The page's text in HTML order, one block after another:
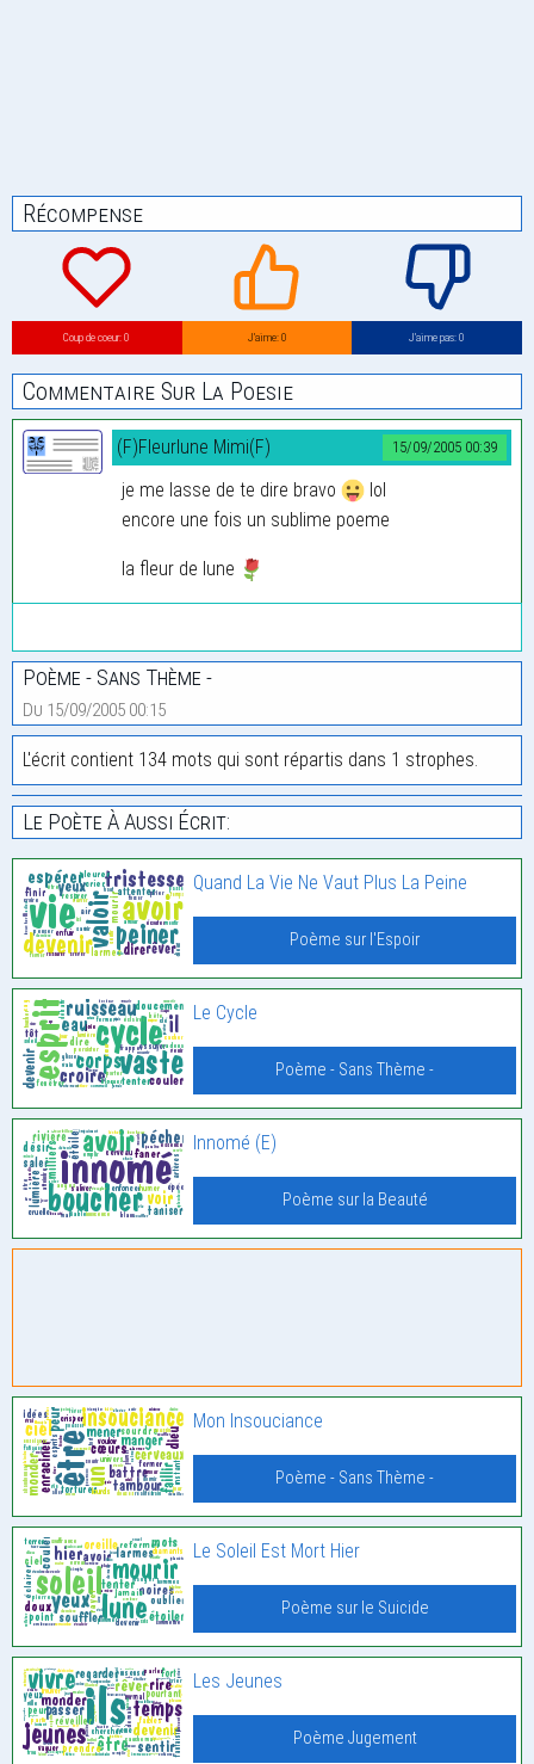
Récompense
Coup de coeur: 0 J’aime: 0 J’aime pas: 0
Commentaire Sur La Poesie
15/09/2005 00:39
(F)Fleurlune Mimi(F)
je me lasse de te dire bravo
lol
encore une fois un sublime poeme
la fleur de lune
Poème - Sans Thème -
Du 15/09/2005 00:15
L'écrit contient 134 mots qui sont répartis dans 1 strophes.
Le Poète À Aussi Écrit:
Quand La Vie Ne Vaut Plus La Peine
Poème sur l'Espoir
Le Cycle
Poème - Sans Thème -
Innomé (E)
Poème sur la Beauté
Mon Insouciance
Poème - Sans Thème -
Le Soleil Est Mort Hier
Poème sur le Suicide
Les Jeunes
Poème Jugement